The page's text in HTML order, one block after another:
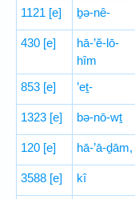
1121 [e] ḇə-nê-
430 [e]
hā-’ĕ-lō-
hîm
853 [e] ’eṯ-
1323 [e] bə-nō-wṯ
120 [e] hā-’ā-ḏām,
3588 [e] kî